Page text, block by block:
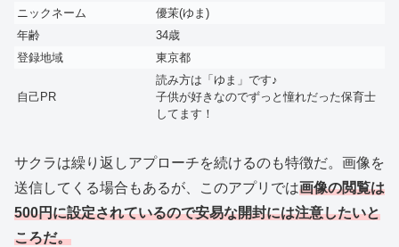
ニックネーム
優茉(ゆま)
年齢
34歳
登録地域
東京都
自己PR
読み方は「ゆま」です♪
子供が好きなのでずっと憧れだった保育士
してます！
サクラは繰り返しアプローチを続けるのも特徴だ。画像を
送信してくる場合もあるが、このアプリでは画像の閲覧は
500円に設定されているので安易な開封には注意したいと
ころだ。